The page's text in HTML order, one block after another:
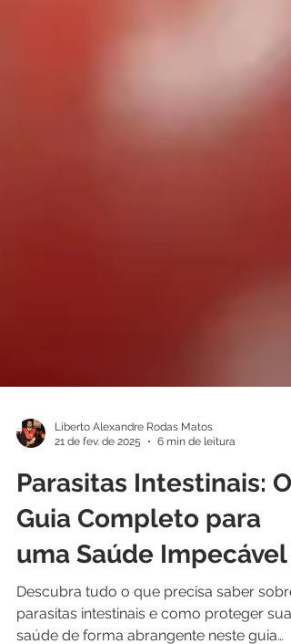
Liberto Alexandre Rodas Matos
21 de fev. de 2025
6 min de leitura
Parasitas Intestinais: O
Guia Completo para
uma Saúde Impecável